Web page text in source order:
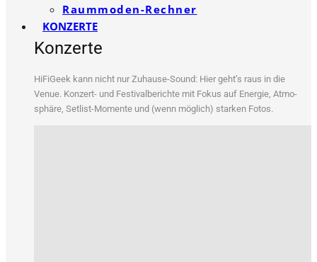
Raummoden-Rechner
KONZERTE
Konzerte
HiFi­Ge­ek kann nicht nur Zuhau­se-Sound: Hier geht’s raus in die
Venue. Kon­zert- und Fes­ti­val­be­rich­te mit Fokus auf Ener­gie, Atmo­
sphä­re, Set­list-Momen­te und (wenn mög­lich) star­ken Fotos.